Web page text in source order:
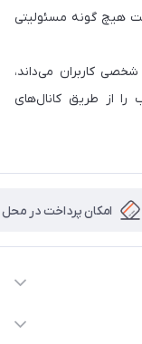
هیچ گونه مسئولیتی
کاربران می‌داند،
از طریق کانال‏‌های
امکان پرداخت در محل